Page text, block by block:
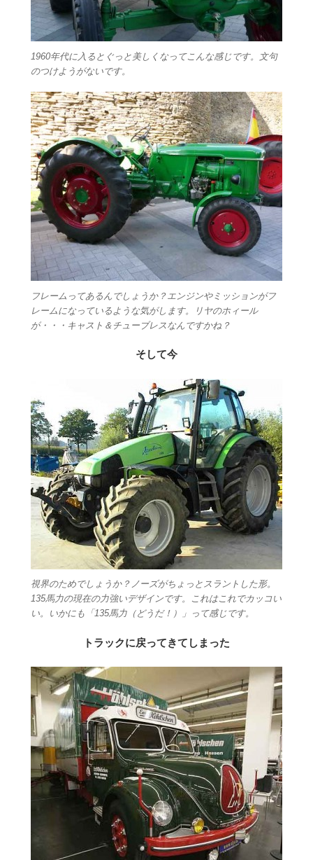
1960年代に入るとぐっと美しくなってこんな感じです。文句
のつけようがないです。
フレームってあるんでしょうか？エンジンやミッションがフ
レームになっているような気がします。リヤのホィール
が・・・キャスト＆チューブレスなんですかね？
そして今
視界のためでしょうか？ノーズがちょっとスラントした形。
135馬力の現在の力強いデザインです。これはこれでカッコい
い。いかにも「135馬力（どうだ！）」って感じです。
トラックに戻ってきてしまった